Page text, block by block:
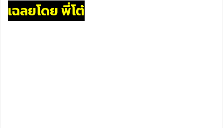
เฉลยโดย พี่โต๋